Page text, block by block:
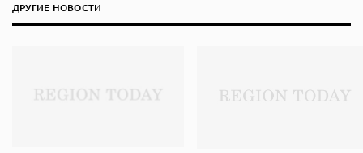
ДРУГИЕ НОВОСТИ